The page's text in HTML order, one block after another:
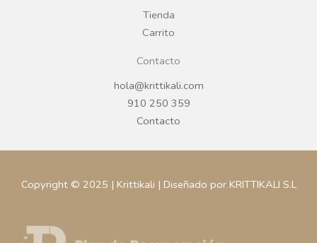
Tienda
Carrito
Contacto
hola@krittikali.com
910 250 359
Contacto
Copyright © 2025 | Krittikali | Diseñado por KRITTIKALI S.L